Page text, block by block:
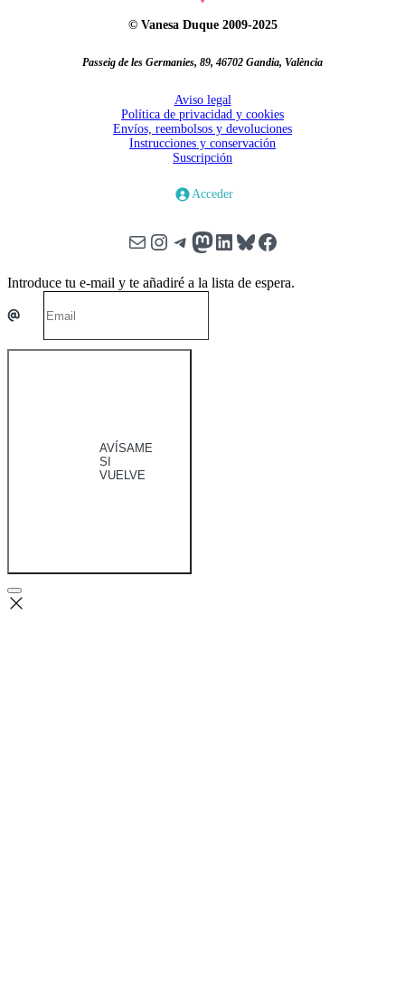
© Vanesa Duque 2009-2025
Passeig de les Germanies, 89, 46702 Gandia, València
Aviso legal
Política de privacidad y cookies
Envíos, reembolsos y devoluciones
Instrucciones y conservación
Suscripción
Acceder
Correo electrónico
Instagram
Telegram
Mastodon
LinkedIn
Bluesky
Facebook
Introduce tu e-mail y te añadiré a la lista de espera.
AVÍSAME
SI
VUELVE